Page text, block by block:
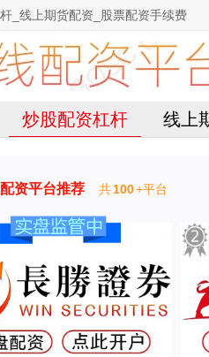
_线上期货配资_股票配资手续费
炒股配资杠杆 线上
资平台推荐 共100+平台